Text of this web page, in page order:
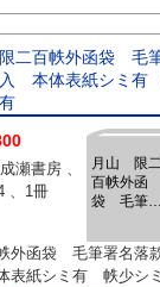
）」という表現は考
で下さい。痛みなど
ましては、解説欄等
て下さい。状態表記
特に問題なく良好と
。:
二百帙外函袋 毛
入 本体表紙シミ
月山 限二
百帙外函
袋 毛筆署
本体表紙
ミ有 帙
シミ有
昭57・4 、1冊
外函袋 毛筆署名落
表紙シミ有 帙少シミ